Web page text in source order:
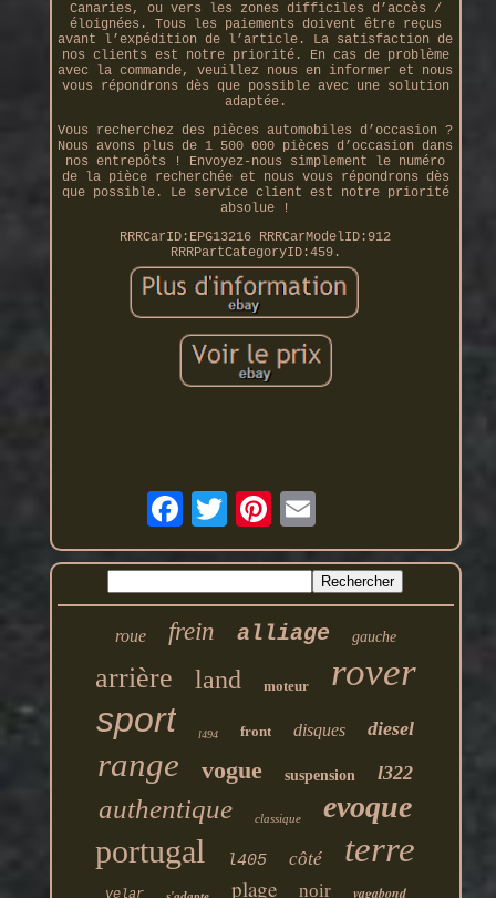
Canaries, ou vers les zones difficiles d’accès /
éloignées. Tous les paiements doivent être reçus
avant l’expédition de l’article. La satisfaction de
nos clients est notre priorité. En cas de problème
avec la commande, veuillez nous en informer et nous
vous répondrons dès que possible avec une solution
adaptée.
Vous recherchez des pièces automobiles d’occasion ?
Nous avons plus de 1 500 000 pièces d’occasion dans
nos entrepôts ! Envoyez-nous simplement le numéro
de la pièce recherchée et nous vous répondrons dès
que possible. Le service client est notre priorité
absolue !
RRRCarID:EPG13216 RRRCarModelID:912
RRRPartCategoryID:459.
roue frein alliage gauche
arrière land moteur rover
sport l494 front disques diesel
range vogue suspension l322
authentique classique evoque
portugal l405 côté terre
plage noir vagabond